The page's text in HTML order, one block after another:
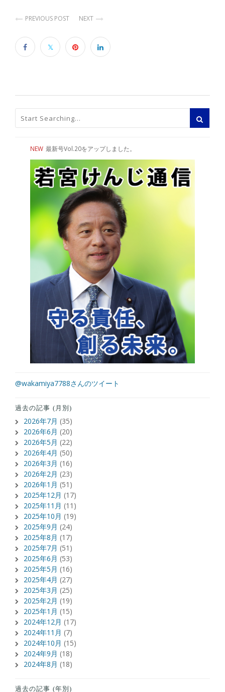
PREVIOUS POST NEXT
NEW 最新号Vol.20をアップしました。
@wakamiya7788さんのツイート
過去の記事 (月別)
2026年7月 (35)
2026年6月 (20)
2026年5月 (22)
2026年4月 (50)
2026年3月 (16)
2026年2月 (23)
2026年1月 (51)
2025年12月 (17)
2025年11月 (11)
2025年10月 (19)
2025年9月 (24)
2025年8月 (17)
2025年7月 (51)
2025年6月 (53)
2025年5月 (16)
2025年4月 (27)
2025年3月 (25)
2025年2月 (19)
2025年1月 (15)
2024年12月 (17)
2024年11月 (7)
2024年10月 (15)
2024年9月 (18)
2024年8月 (18)
過去の記事 (年別)